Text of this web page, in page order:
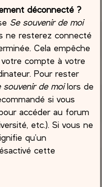
déconnecté ?
Se souvenir de moi
ne resterez connecté
Cela empêche
votre compte à votre
Pour rester
souvenir de moilors de
si vous
accéder au forum
etc.). Si vous ne
qu’un
cette